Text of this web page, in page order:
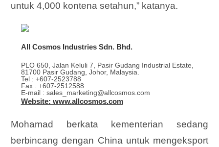
untuk 4,000 kontena setahun,” katanya.
All Cosmos Industries Sdn. Bhd.
PLO 650, Jalan Keluli 7, Pasir Gudang Industrial Estate,
81700 Pasir Gudang, Johor, Malaysia.
Tel : +607-2523788
Fax : +607-2512588
E-mail : sales_marketing@allcosmos.com
Website: www.allcosmos.com
Mohamad berkata kementerian sedang
berbincang dengan China untuk mengeksport